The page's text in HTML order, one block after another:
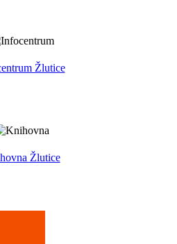
Žlutice
Žlutice